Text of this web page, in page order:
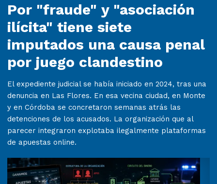
Por "fraude" y "asociación
ilícita" tiene siete
imputados una causa penal
por juego clandestino
El expediente judicial se había iniciado en 2024, tras una
denuncia en Las Flores. En esa vecina ciudad, en Monte
y en Córdoba se concretaron semanas atrás las
detenciones de los acusados. La organización que al
parecer integraron explotaba ilegalmente plataformas
de apuestas online.